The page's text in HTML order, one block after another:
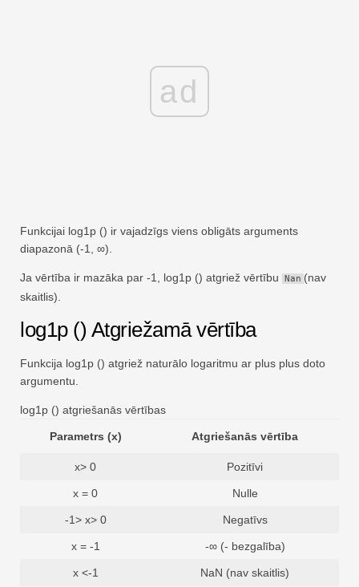
ad
Funkcijai log1p () ir vajadzīgs viens obligāts arguments
diapazonā (-1, ∞).
Ja vērtība ir mazāka par -1, log1p () atgriež vērtību Nan (nav
skaitlis).
log1p () Atgriežamā vērtība
Funkcija log1p () atgriež naturālo logaritmu ar plus plus doto
argumentu.
log1p () atgriešanās vērtības
Parametrs (x) Atgriešanās vērtība
x> 0 Pozitīvi
x = 0 Nulle
-1> x> 0 Negatīvs
x = -1 -∞ (- bezgalība)
x <-1 NaN (nav skaitlis)